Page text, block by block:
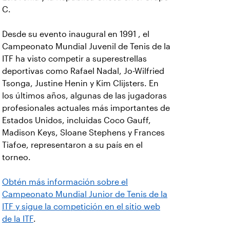
C.
Desde su evento inaugural en 1991 , el
Campeonato Mundial Juvenil de Tenis de la
ITF ha visto competir a superestrellas
deportivas como Rafael Nadal, Jo-Wilfried
Tsonga, Justine Henin y Kim Clijsters. En
los últimos años, algunas de las jugadoras
profesionales actuales más importantes de
Estados Unidos, incluidas Coco Gauff,
Madison Keys, Sloane Stephens y Frances
Tiafoe, representaron a su país en el
torneo.
Obtén más información sobre el
Campeonato Mundial Junior de Tenis de la
ITF y sigue la competición en el sitio web
de la ITF.